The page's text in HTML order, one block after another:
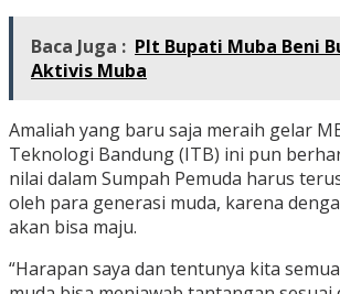
Baca Juga : Plt Bupati Muba Beni
Aktivis Muba
Amaliah yang baru saja meraih gelar
Teknologi Bandung (ITB) ini pun
nilai dalam Sumpah Pemuda harus
oleh para generasi muda, karena
akan bisa maju.
“Harapan saya dan tentunya kita